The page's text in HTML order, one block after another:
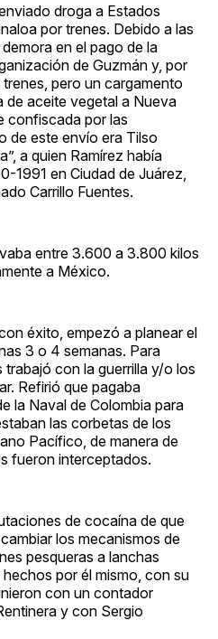
droga a Estados
por trenes. Debido a las
en el pago de la
de Guzmán y, por
pero un cargamento
de aceite vegetal a Nueva
confiscada por las
de este envío era Tilso
a quien Ramírez había
1991 en Ciudad de Juárez,
Carrillo Fuentes.
entre 3.600 a 3.800 kilos
a México.
éxito, empezó a planear el
3 o 4 semanas. Para
con la guerrilla y/o los
Refirió que pagaba
la Naval de Colombia para
las corbetas de los
Pacífico, de manera de
fueron interceptados.
de cocaína de que
los mecanismos de
pesqueras a lanchas
por él mismo, con su
con un contador
y con Sergio